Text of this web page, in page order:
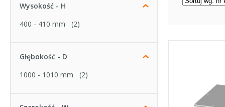
Wysokość - H
400 - 410 mm
(2)
Głębokość - D
1000 - 1010 mm
(2)